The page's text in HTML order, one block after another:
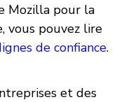
Mozilla pour la
vous pouvez lire
de confiance.
et des